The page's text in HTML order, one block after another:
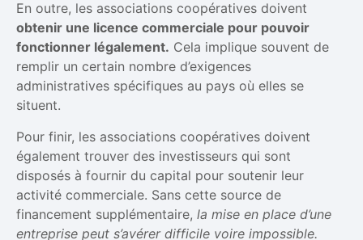
En outre, les associations coopératives doivent
obtenir une licence commerciale pour pouvoir
fonctionner légalement. Cela implique souvent de
remplir un certain nombre d’exigences
administratives spécifiques au pays où elles se
situent.
Pour finir, les associations coopératives doivent
également trouver des investisseurs qui sont
disposés à fournir du capital pour soutenir leur
activité commerciale. Sans cette source de
financement supplémentaire, la mise en place d’une
entreprise peut s’avérer difficile voire impossible.